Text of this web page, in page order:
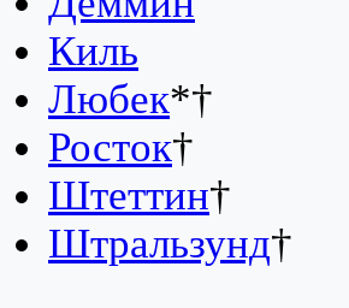
Киль
Любек*†
Росток†
Штеттин†
Штральзунд†